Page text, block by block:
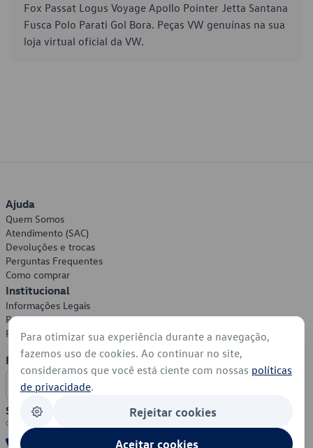
Fox Passat Logus Voyage Apollo Pointer Jetta Santana
Fusca Polo Parati Gol Bora. Peças VW genuínas na sua
loja virtual oficial da VW.
Ajuda
Quem Somos
Atendimento (SAC)
Devoluções e trocas
Perguntas Frequentes
Como comprar
Institucional
Informações Legais
Política de Privacidade
Política de Cookies
Formas de Pagamento
Segurança
Para otimizar sua experiência durante a navegação,
fazemos uso de cookies. Ao continuar no site,
consideramos que você está ciente com nossas políticas
de privacidade.
Rejeitar cookies
Aceitar cookies